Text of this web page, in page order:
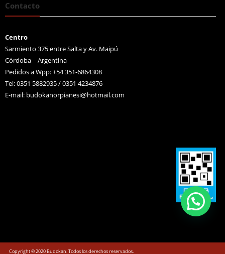
Contacto
Centro
Sarmiento 375 entre Salta y Av. Maipú
Córdoba – Argentina
Pedidos a Wpp: +54 351-6864308
Tel: 0351 5882935 / 0351 4234876
E-mail: budokanorpianesi@hotmail.com
Copyright © 2020 Budokan. Todos los derechos reservados.